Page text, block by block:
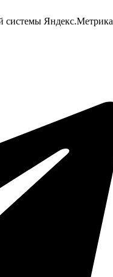
системы Яндекс.Метрика